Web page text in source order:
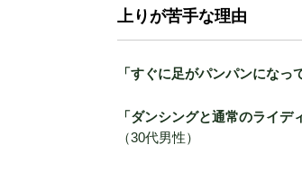
上りが苦手な理由
「すぐに足がパンパンになっ
「ダンシングと通常のライ
（30代男性）